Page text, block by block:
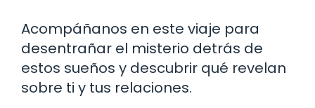
Acompáñanos en este viaje para
desentrañar el misterio detrás de
estos sueños y descubrir qué revelan
sobre ti y tus relaciones.